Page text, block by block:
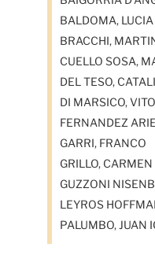
BALDOMA,
BRACCHI,
CUELLO SOSA,
DEL TESO,
DI MARSICO, VITO
FERNANDEZ
GARRI, FRANCO
GRILLO, CARMEN
GUZZONI
LEYROS
PALUMBO, JUAN